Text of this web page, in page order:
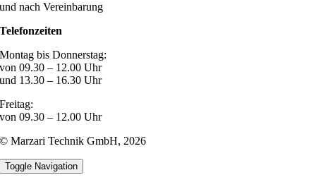
und nach Vereinbarung
Telefonzeiten
Montag bis Donnerstag:
von 09.30 – 12.00 Uhr
und 13.30 – 16.30 Uhr
Freitag:
von 09.30 – 12.00 Uhr
© Marzari Technik GmbH,2026
Toggle Navigation